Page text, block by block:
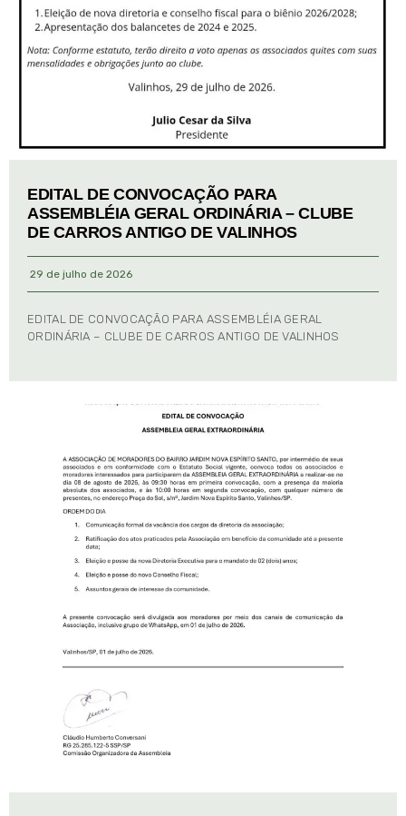
EDITAL DE CONVOCAÇÃO PARA
ASSEMBLÉIA GERAL ORDINÁRIA – CLUBE
DE CARROS ANTIGO DE VALINHOS
29 de julho de 2026
EDITAL DE CONVOCAÇÃO PARA ASSEMBLÉIA GERAL
ORDINÁRIA – CLUBE DE CARROS ANTIGO DE VALINHOS